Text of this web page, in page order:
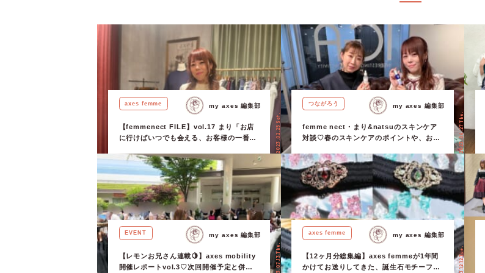
axes femme
【femmenect FILE】vol.17 まり「お店
に行けばいつでも会える、お客様の一番の
2023.02.25 Sat.
my axes 編集部 つながろう
femme nect・まり&natsuのスキンケア
対談♡春のスキンケアのポイントや、おす
2023.04.27 Thu.
my axes 編集部
EVENT
【レモンお兄さん連載🍋】axes mobility
開催レポートvol.3♡次回開催予定と併せ
2023.07.13 Thu.
my axes 編集部 axes femme
【12ヶ月分総集編】axes femmeが1年間
かけてお送りしてきた、誕生石モチーフゴ
2023.12.12 Tue.
my axes 編集部